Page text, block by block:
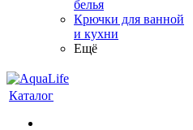
белья
Крючки для ванной
и кухни
Ещё
Каталог